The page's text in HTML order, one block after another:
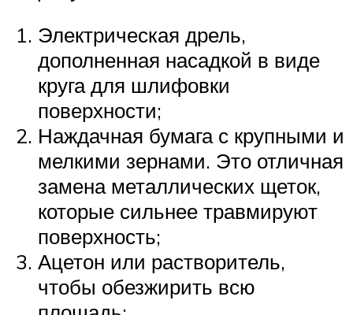
Электрическая дрель,
дополненная насадкой в виде
круга для шлифовки
поверхности;
Наждачная бумага с крупными и
мелкими зернами. Это отличная
замена металлических щеток,
которые сильнее травмируют
поверхность;
Ацетон или растворитель,
чтобы обезжирить всю